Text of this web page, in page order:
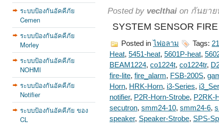
ระบบป้องกันอัคคีภัย
Cemen
ระบบป้องกันอัคคีภัย
Morley
ระบบป้องกันอัคคีภัย
NOHMI
ระบบป้องกันอัคคีภัย
Notifier
ระบบป้องกันอัคคีภัย ของ
CL
Posted by veclthai on กันยาย
SYSTEM SENSOR
Posted in ไฟอลาม Tags:
Heat, 5451-heat, 5601P-heat,
BEAM1224, co1224t, co1224tr,
fire-lite, fire_alarm, FSB-200S,
Horn, HRK-Horn, i3-Series,
notifier, P2R-Horn-Strobe, P2RK-
secutron, smm24-10, smm24-6,
speaker, Speaker-Strobe, SPS-